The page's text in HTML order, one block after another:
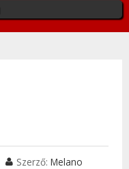
Szerző: Melano